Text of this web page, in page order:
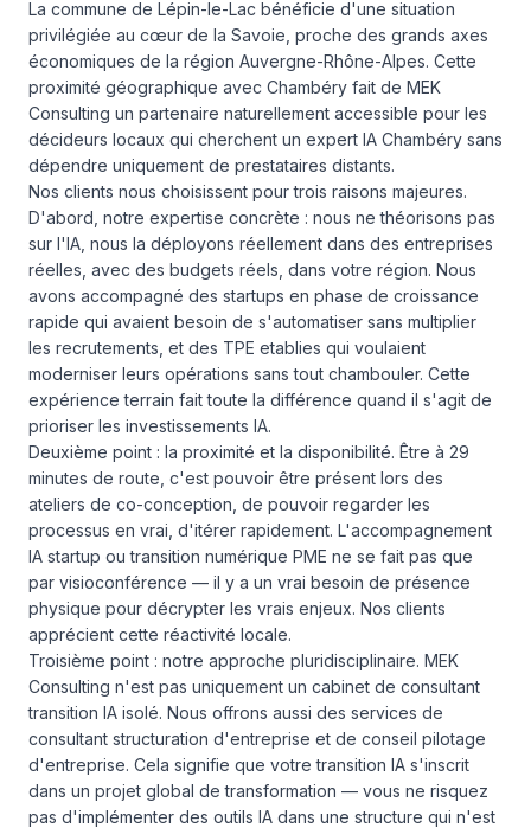
La commune de Lépin-le-Lac bénéficie d'une situation
privilégiée au cœur de la Savoie, proche des grands axes
économiques de la région Auvergne-Rhône-Alpes. Cette
proximité géographique avec Chambéry fait de MEK
Consulting un partenaire naturellement accessible pour les
décideurs locaux qui cherchent un expert IA Chambéry sans
dépendre uniquement de prestataires distants.
Nos clients nous choisissent pour trois raisons majeures.
D'abord, notre expertise concrète : nous ne théorisons pas
sur l'IA, nous la déployons réellement dans des entreprises
réelles, avec des budgets réels, dans votre région. Nous
avons accompagné des startups en phase de croissance
rapide qui avaient besoin de s'automatiser sans multiplier
les recrutements, et des TPE etablies qui voulaient
moderniser leurs opérations sans tout chambouler. Cette
expérience terrain fait toute la différence quand il s'agit de
prioriser les investissements IA.
Deuxième point : la proximité et la disponibilité. Être à 29
minutes de route, c'est pouvoir être présent lors des
ateliers de co-conception, de pouvoir regarder les
processus en vrai, d'itérer rapidement. L'accompagnement
IA startup ou transition numérique PME ne se fait pas que
par visioconférence — il y a un vrai besoin de présence
physique pour décrypter les vrais enjeux. Nos clients
apprécient cette réactivité locale.
Troisième point : notre approche pluridisciplinaire. MEK
Consulting n'est pas uniquement un cabinet de consultant
transition IA isolé. Nous offrons aussi des services de
consultant structuration d'entreprise et de conseil pilotage
d'entreprise. Cela signifie que votre transition IA s'inscrit
dans un projet global de transformation — vous ne risquez
pas d'implémenter des outils IA dans une structure qui n'est